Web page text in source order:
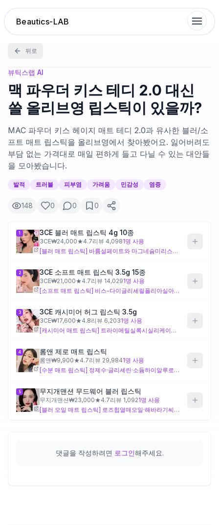
Beautics-LAB
랭킹
성분분석
나의 스킨케어
대화 이력
찜 목록
제품비교
Login
뒤로
뷰틱스랩 AI
맥 파우더 키스 테디 2.0 대신
쓸 올리브영 립스틱이 있을까?
MAC 파우더 키스 헤이지 매트 테디 2.0과 유사한 블러/소
프트 매트 립스틱을 올리브영에서 찾아봤어요. 잃어버려도
부담 없는 가격대로 매일 편하게 들고 다닐 수 있는 대안들
을 모아봤습니다.
발적 트러블 피부염 가려움 민감성 염증
148 0 0 0
1 3CE 블러 매트 립스틱 4g 10종
3CE₩24,000★4.7리뷰 4,0981명 사용
[블러 매트 립스틱] 바륨설페이트와 마그네슘미리스테이트를 단독으로 포함해 블러 마무리와 매끄러운 활택감을 설계한 실리콘 기반 매트 제형이에요. 향료·알코올류 자극 성분이 없는 구성이라 민감성 피부에 비교적 부담이 적을 수 있으나, 진정·피부장벽 특화 성분은 포함되지 않아 염증이나 발적이 활성화된 상태라면 성분 반응을 먼저 확인하는 것이 좋아요.
2 3CE 소프트 매트 립스틱 3.5g 15종
3CE₩21,000★4.7리뷰 14,0291명 사용
[소프트 매트 립스틱] 비스-다이글리세릴폴리아실아디페이트-2를 단독으로 포함해 매트이면서도 뻑뻑하지 않은 유연감을 설계한 실리콘 기반 제형이에요. 건조함이 신경 쓰이는 매트 립스틱 사용자에게 적합한 구성이나, 트러블·피부염 등 피부 장벽이 저하된 상태를 고려한 진정 성분은 포함되지 않아 자극 여부를 별도로 확인하는 것이 좋아요.
3 3CE 캐시미어 허그 립스틱 3.5g
3CE₩17,600★4.8리뷰 6,2031명 사용
[캐시미어 매트 립스틱] 트라이메틸실록시실리케이트·다이메티콘/비닐트라이메틸실록시실리케이트크로스폴리머 등 피막형성제로 지속력을 설계하면서, 소듐아세틸레이티드하이알루로네이트·콜로이달오트밀·블루펠로우버디나무껍질추출물·허브베니트추출물 등 보습과 피부보호 성분을 단독으로 다수 포함한 제형이에요. 이 비교 내 제품 중 민감성·건조 고민을 고려한 성분 구성이 가장 풍부하지만, 향료가 포함되어 있어 향 성분에 민감하거나 피부염이 심한 경우 주의가 필요해요.
4 롬앤 제로 매트 립스틱
롬앤₩9,900★4.7리뷰 29,9841명 사용
[수분 매트 립스틱] 정제수·글리세린·소듐하이알루로네이트·코튼씨추출물 등 수분 성분을 단독으로 포함해 촉촉한 매트 사용감을 설계한 제형으로, 브이피/헥사데센코폴리머로 지속력도 보강했어요. 다만 페녹시에탄올·헥실렌글라이콜 등의 성분이 포함되어 있어 피부염·발적·염증 상태에서는 이 성분들에 대한 자극 여부를 먼저 확인하는 것이 좋아요.
5 무지개맨션 무드웨어 블러 립스틱
무지개맨션₩23,000★4.7리뷰 1,0921명 사용
[블러 오일 매트 립스틱] 로즈힙열매오일·해바라기씨오일·스쿠알란·호호바씨추출물·석류나무꽃추출물 등 식물성 오일과 추출물을 단독 성분으로 다수 포함하고, 폴리메틸실세스퀴옥세인·메틸메타크릴레이트크로스폴리머로 블러 효과를 설계한 제형이에요. 윤기와 피부 유연화에 초점을 맞춘 구성이지만, 향료(리날룰 포함)가 포함되어 있어 향 성분에 민감하거나 발적·가려움이 있는 경우 주의가 필요해요.
댓글을 작성하려면 로그인해주세요.